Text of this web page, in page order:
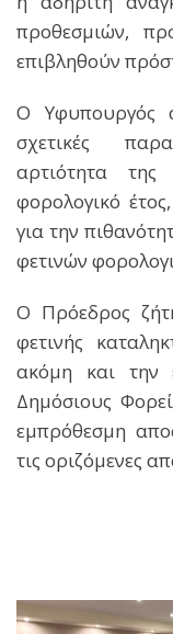
προθεσμιών,
επιβληθούν
Ο Υφυπουργός
σχετικές
αρτιότητα
φορολογικό
για την
φετινών
Ο Πρόεδρος
φετινής
ακόμη και την
Δημόσιους
εμπρόθεσμη
τις οριζόμενες